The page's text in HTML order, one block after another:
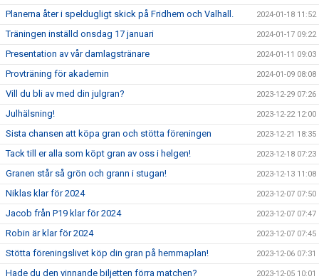
Planerna åter i speldugligt skick på Fridhem och Valhall. 2024-01-18 11:52
Träningen inställd onsdag 17 januari 2024-01-17 09:22
Presentation av vår damlagstränare 2024-01-11 09:03
Provträning för akademin 2024-01-09 08:08
Vill du bli av med din julgran? 2023-12-29 07:26
Julhälsning! 2023-12-22 12:00
Sista chansen att köpa gran och stötta föreningen 2023-12-21 18:35
Tack till er alla som köpt gran av oss i helgen! 2023-12-18 07:23
Granen står så grön och grann i stugan! 2023-12-13 11:08
Niklas klar för 2024 2023-12-07 07:50
Jacob från P19 klar för 2024 2023-12-07 07:47
Robin är klar för 2024 2023-12-07 07:45
Stötta föreningslivet köp din gran på hemmaplan! 2023-12-06 07:31
Hade du den vinnande biljetten förra matchen? 2023-12-05 10:01